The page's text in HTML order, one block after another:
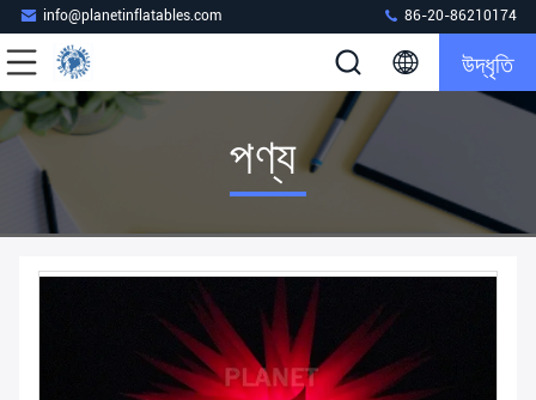
info@planetinflatables.com 86-20-86210174
উদ্ধৃতি
পণ্য